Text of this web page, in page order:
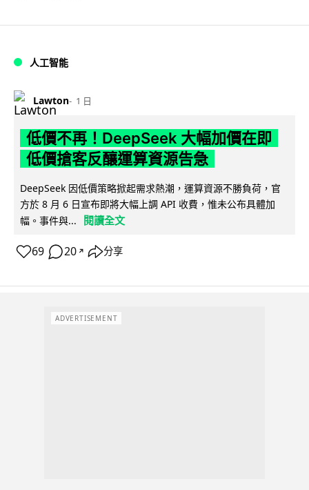
人工智能
Lawton 1 日
低價不再！DeepSeek 大幅加價在即
低價搶客反釀運算資源告急
DeepSeek 因低價策略掀起需求熱潮，運算資源不勝負荷，官
方於 8 月 6 日宣布即將大幅上調 API 收費，惟未公布具體加
幅。事件與...
閱讀全文
69 20 ↗ 分享
ADVERTISEMENT